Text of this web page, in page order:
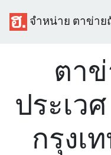
จำหน่าย ตาข่าย
ตา
ประเว
กรุงเ